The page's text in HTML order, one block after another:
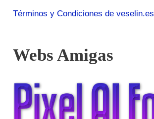
Términos y Condiciones de veselin.es
Webs Amigas